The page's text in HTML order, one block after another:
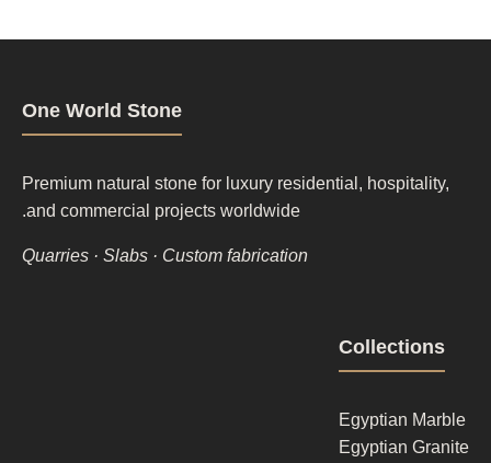
One World Stone
Premium natural stone for luxury residential, hospitality,
and commercial projects worldwide.
Quarries · Slabs · Custom fabrication
Footer
column
1
Collections
Egyptian Marble
Egyptian Granite